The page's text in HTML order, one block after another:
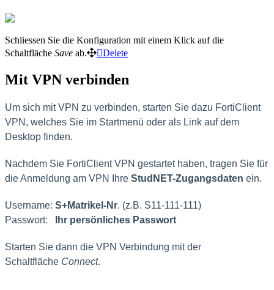
Schliessen Sie die Konfiguration mit einem Klick auf die
Schaltfläche Save ab. Delete
Mit VPN verbinden
Um sich mit VPN zu verbinden, starten Sie dazu FortiClient
VPN, welches Sie im Startmenü oder als Link auf dem
Desktop finden.
Nachdem Sie FortiClient VPN gestartet haben, tragen Sie für
die Anmeldung am VPN Ihre StudNET-Zugangsdaten ein.
Username: S+Matrikel-Nr. (z.B. S11-111-111)
Passwort:
Ihr persönliches Passwort
Starten Sie dann die VPN Verbindung mit der
Schaltfläche Connect.